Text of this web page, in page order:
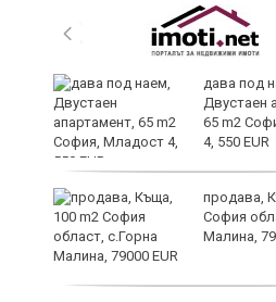
дава под
Двустаен
65 m2
4, 550 EUR
продава,
София
Малина,